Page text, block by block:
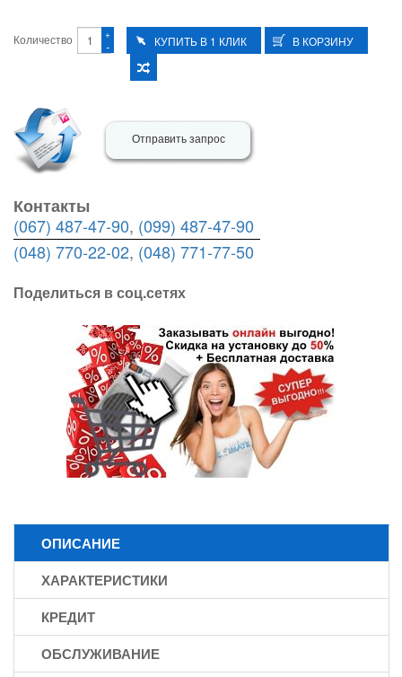
Количество -
+
Отправить запрос
Контакты
(067) 487-47-90, (099) 487-47-90
(048) 770-22-02, (048) 771-77-50
Поделиться в соц.сетях
ОПИСАНИЕ
ХАРАКТЕРИСТИКИ
КРЕДИТ
ОБСЛУЖИВАНИЕ